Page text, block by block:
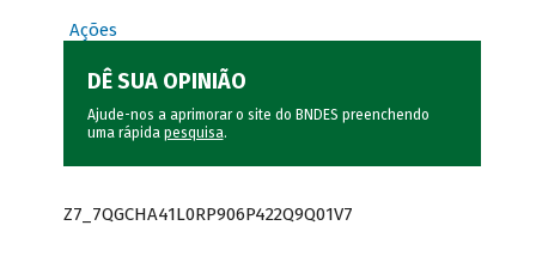
Ações
DÊ SUA OPINIÃO
Ajude-nos a aprimorar o site do BNDES preenchendo
uma rápida pesquisa.
Z7_7QGCHA41L0RP906P422Q9Q01V7